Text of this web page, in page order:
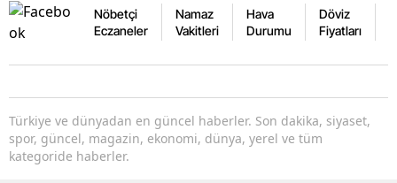
Nöbetçi
Eczaneler
Namaz
Vakitleri
Hava
Durumu
Döviz
Fiyatları
Türkiye ve dünyadan en güncel haberler. Son dakika, siyaset,
spor, güncel, magazin, ekonomi, dünya, yerel ve tüm
kategoride haberler.